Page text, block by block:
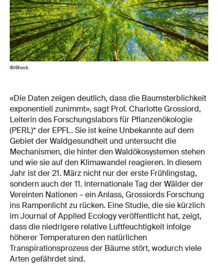
©iStock
«Die Daten zeigen deutlich, dass die Baumsterblichkeit
exponentiell zunimmt», sagt Prof. Charlotte Grossiord,
Leiterin des Forschungslabors für Pflanzenökologie
(PERL)* der EPFL. Sie ist keine Unbekannte auf dem
Gebiet der Waldgesundheit und untersucht die
Mechanismen, die hinter den Waldökosystemen stehen
und wie sie auf den Klimawandel reagieren. In diesem
Jahr ist der 21. März nicht nur der erste Frühlingstag,
sondern auch der 11. internationale Tag der Wälder der
Vereinten Nationen – ein Anlass, Grossiords Forschung
ins Rampenlicht zu rücken. Eine Studie, die sie kürzlich
im Journal of Applied Ecology veröffentlicht hat, zeigt,
dass die niedrigere relative Luftfeuchtigkeit infolge
höherer Temperaturen den natürlichen
Transpirationsprozess der Bäume stört, wodurch viele
Arten gefährdet sind.